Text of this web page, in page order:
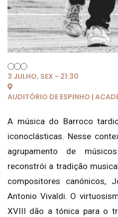
3 JULHO, SEX - 21:30
AUDITÓRIO DE ESPINHO |
A música do Barroco
iconoclásticas. Nesse
agrupamento de
reconstrói a tradição
compositores canónicos,
Antonio Vivaldi. O
XVIII dão a tónica para o